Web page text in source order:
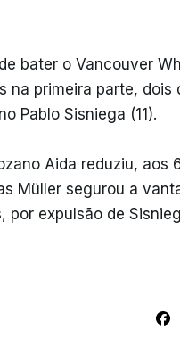
bater o Vancouver
na primeira parte, dois
Pablo Sisniega (11).
Aida reduziu, aos
Müller segurou a
por expulsão de